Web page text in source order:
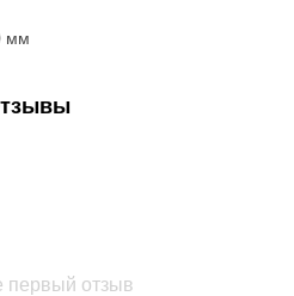
мм
первый отзыв